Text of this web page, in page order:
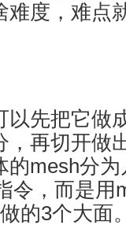
难度，难点
以先把它做
，再切开做
的mesh分
令，而是用
的3个大面